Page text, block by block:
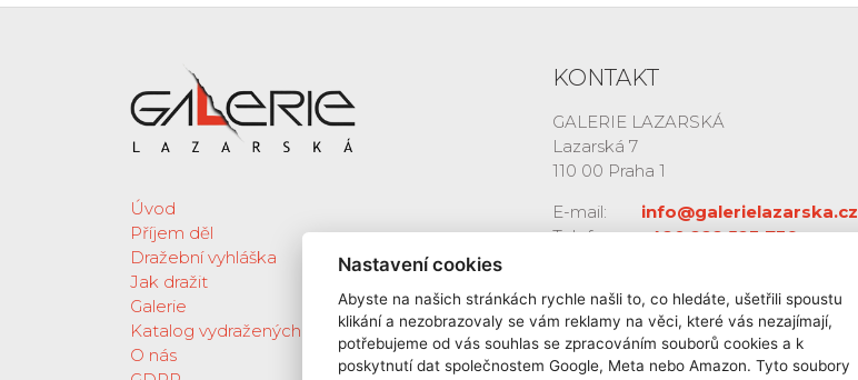
Úvod
Příjem děl
Dražební vyhláška
Jak dražit
Galerie
Katalog vydražených děl
O nás
KONTAKT
GALERIE LAZARSKÁ
Lazarská 7
110 00 Praha 1
E-mail:
info@galerielazarska.cz
Telefon:
+420 222 523 739
Nastavení cookies
Abyste na našich stránkách rychle našli to, co hledáte, ušetřili spoustu
klikání a nezobrazovaly se vám reklamy na věci, které vás nezajímají,
potřebujeme od vás souhlas se zpracováním souborů cookies a k
poskytnutí dat společnostem Google, Meta nebo Amazon. Tyto soubory